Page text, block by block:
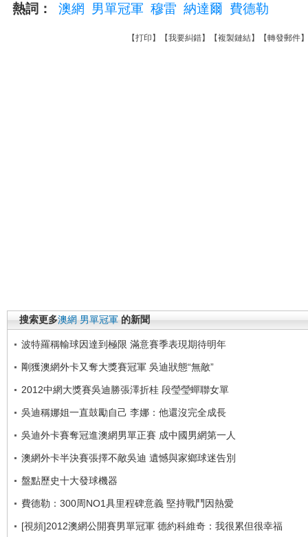
熱詞： 澳網 男單冠軍 穆雷 納達爾 費德勒
【打印 】【我要糾錯】【複製鏈結】【轉發郵件
搜索更多澳網 男單冠軍 的新聞
波特羅稱輸球因達到極限 滿意賽季表現期待明年
剛獲澳網外卡又奪大獎賽冠軍 吳迪狀態“無敵”
2012中網大獎賽吳迪勝張澤折桂 段瑩瑩蟬聯女單
吳迪稱娜姐一直鼓勵自己 李娜：他還沒完全成長
吳迪外卡賽奪冠進澳網男單正賽 成中國男網第一人
澳網外卡半決賽張擇不敵吳迪 遺憾與家鄉球迷告別
盤點歷史十大發球機器
費德勒：300周NO1具里程碑意義 堅持戰鬥因熱愛
[視頻]2012澳網公開賽男單冠軍 德約科維奇：我很累但很幸福